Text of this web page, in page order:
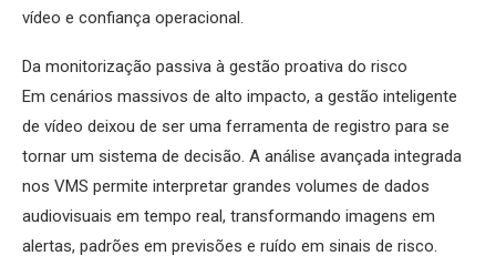
vídeo e confiança operacional.
Da monitorização passiva à gestão proativa do risco
Em cenários massivos de alto impacto, a gestão inteligente
de vídeo deixou de ser uma ferramenta de registro para se
tornar um sistema de decisão. A análise avançada integrada
nos VMS permite interpretar grandes volumes de dados
audiovisuais em tempo real, transformando imagens em
alertas, padrões em previsões e ruído em sinais de risco.